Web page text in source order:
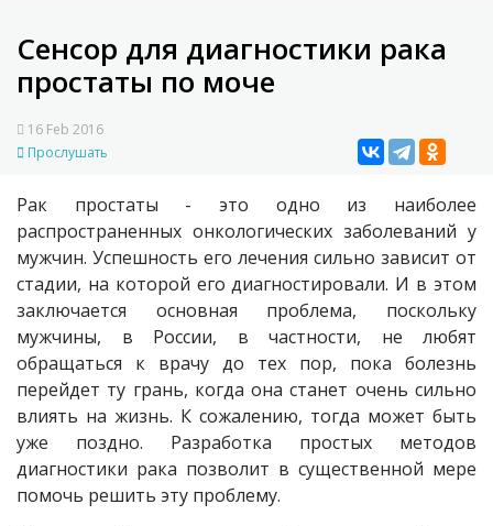
Сенсор для диагностики рака
простаты по моче
16 Feb 2016
Прослушать
Рак простаты - это одно из наиболее
распространенных онкологических заболеваний у
мужчин. Успешность его лечения сильно зависит от
стадии, на которой его диагностировали. И в этом
заключается основная проблема, поскольку
мужчины, в России, в частности, не любят
обращаться к врачу до тех пор, пока болезнь
перейдет ту грань, когда она станет очень сильно
влиять на жизнь. К сожалению, тогда может быть
уже поздно. Разработка простых методов
диагностики рака позволит в существенной мере
помочь решить эту проблему.